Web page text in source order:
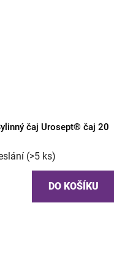
čaj Urosept® čaj 20
(>5 ks)
DO KOŠÍKU